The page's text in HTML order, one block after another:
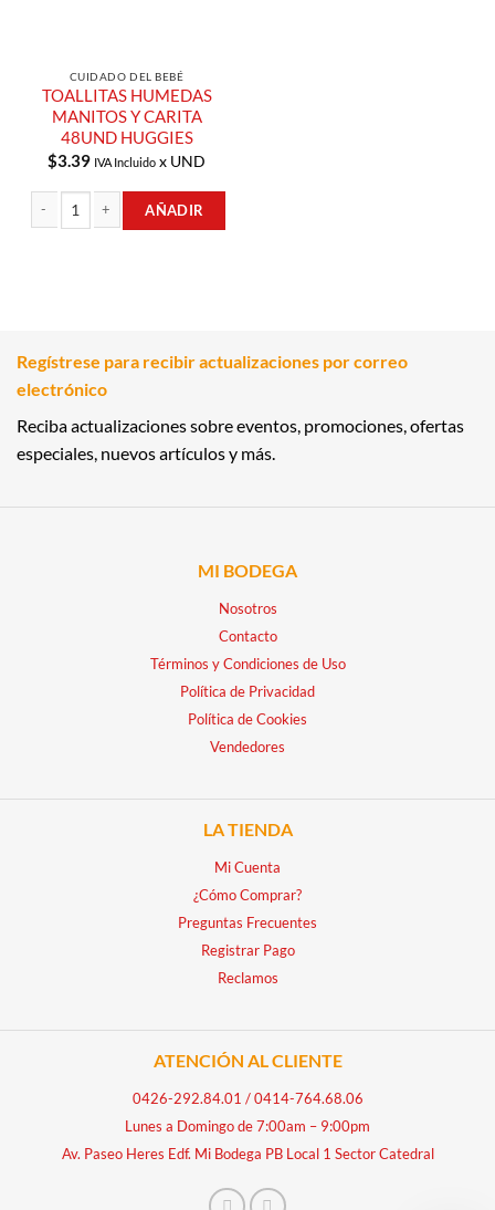
CUIDADO DEL BEBÉ
TOALLITAS HUMEDAS
MANITOS Y CARITA
48UND HUGGIES
$3.39 IVA Incluido x UND
AÑADIR
Regístrese para recibir actualizaciones por correo
electrónico
Reciba actualizaciones sobre eventos, promociones, ofertas
especiales, nuevos artículos y más.
MI BODEGA
Nosotros
Contacto
Términos y Condiciones de Uso
Política de Privacidad
Política de Cookies
Vendedores
LA TIENDA
Mi Cuenta
¿Cómo Comprar?
Preguntas Frecuentes
Registrar Pago
Reclamos
ATENCIÓN AL CLIENTE
0426-292.84.01 /0414-764.68.06
Lunes a Domingo de 7:00am – 9:00pm
Av. Paseo Heres Edf. Mi Bodega PB Local 1 Sector Catedral